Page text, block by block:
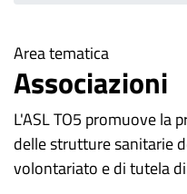
Area tematica
Associazioni
L'ASL TO5 promuove la
delle strutture sanitarie
volontariato e di tutela